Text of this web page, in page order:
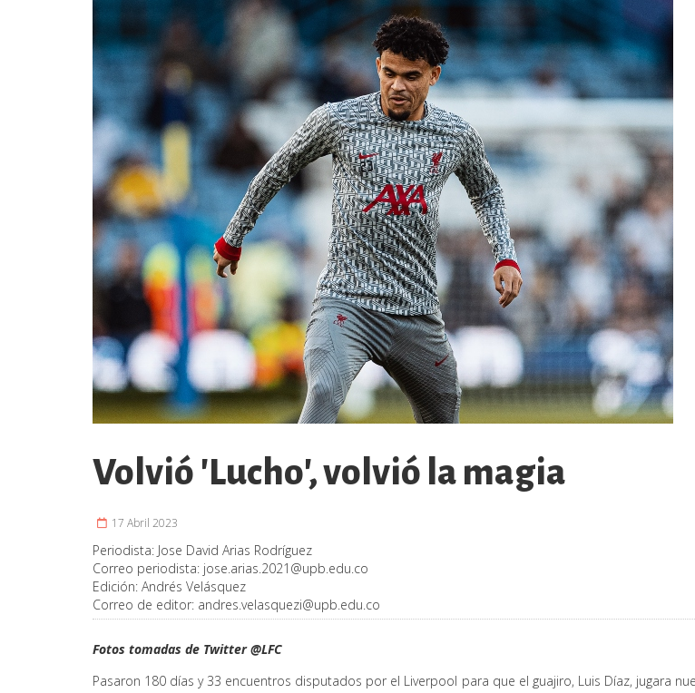
Volvió 'Lucho', volvió la magia
17 Abril 2023
Periodista: Jose David Arias Rodríguez
Correo periodista: jose.arias.2021@upb.edu.co
Edición: Andrés Velásquez
Correo de editor: andres.velasquezi@upb.edu.co
Fotos tomadas de Twitter @LFC
Pasaron 180 días y 33 encuentros disputados por el Liverpool para que el guajiro, Luis Díaz, jugara